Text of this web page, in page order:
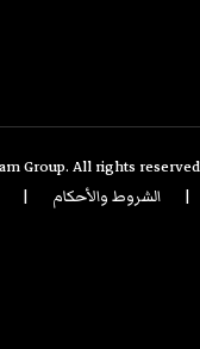
| الشروط والأحكام |